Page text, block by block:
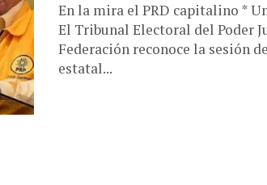
En la mira el PRD capitalino *
El Tribunal Electoral del Poder
Federación reconoce la sesión
estatal...